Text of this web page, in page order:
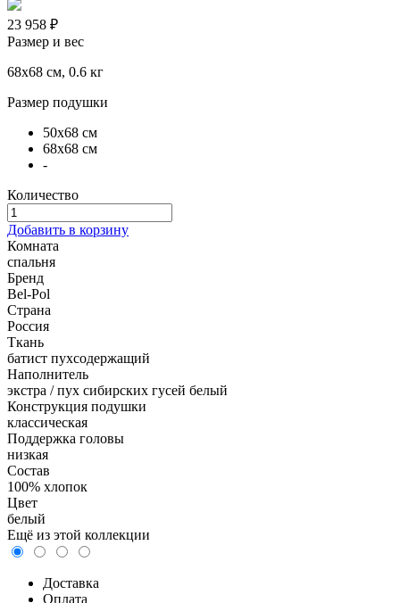
23 958 ₽
Размер и вес
68x68 см, 0.6 кг
Размер подушки
50х68 см
68х68 см
-
Количество
Добавить в корзину
Комната
спальня
Бренд
Bel-Pol
Страна
Россия
Ткань
батист пухсодержащий
Наполнитель
экстра / пух сибирских гусей белый
Конструкция подушки
классическая
Поддержка головы
низкая
Состав
100% хлопок
Цвет
белый
Ещё из этой коллекции
Доставка
Оплата